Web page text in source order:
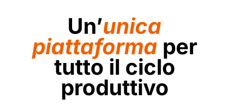
Un’unica
piattaforma per
tutto il ciclo
produttivo